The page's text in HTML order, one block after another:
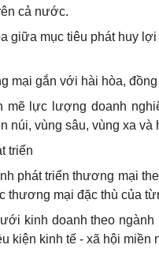
cả nước.
giữa mục tiêu phát huy
mại gắn với hài hòa,
mẽ lực lượng doanh
núi, vùng sâu, vùng xa và
triển
phát triển thương mại
thương mại đặc thù của
kinh doanh theo
kiện kinh tế - xã hội miền